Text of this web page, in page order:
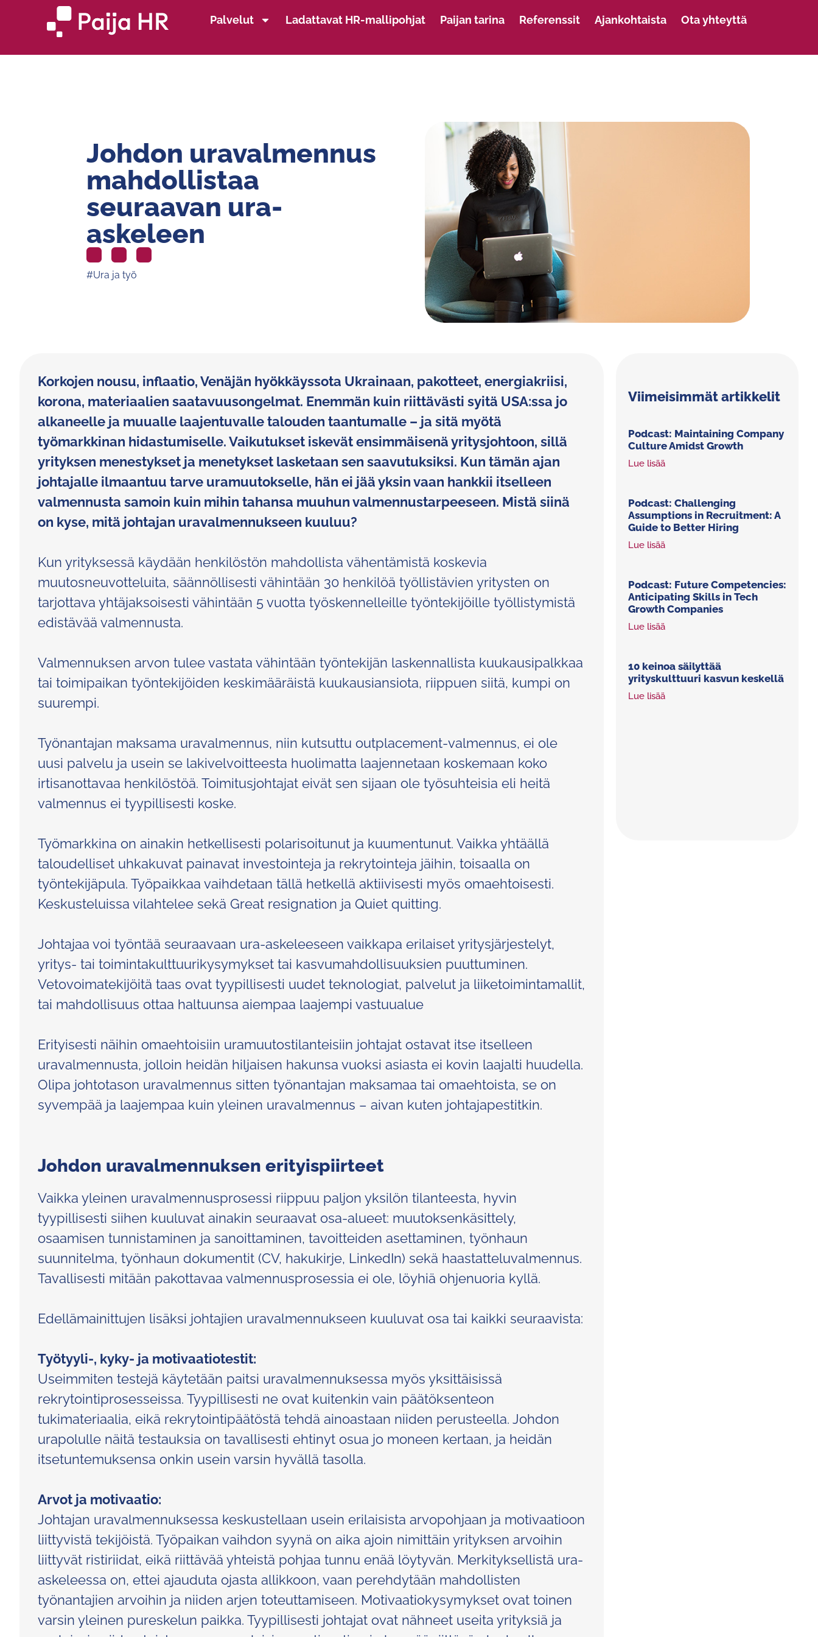
Palvelut Ladattavat HR-mallipohjat Paijan tarina Referenssit Ajankohtaista Ota yhteyttä
Johdon uravalmennus
mahdollistaa
seuraavan ura-
askeleen
#Ura ja työ
Korkojen nousu, inflaatio, Venäjän hyökkäyssota Ukrainaan, pakotteet, energiakriisi,
korona, materiaalien saatavuusongelmat. Enemmän kuin riittävästi syitä USA:ssa jo
alkaneelle ja muualle laajentuvalle talouden taantumalle – ja sitä myötä
työmarkkinan hidastumiselle. Vaikutukset iskevät ensimmäisenä yritysjohtoon, sillä
yrityksen menestykset ja menetykset lasketaan sen saavutuksiksi. Kun tämän ajan
johtajalle ilmaantuu tarve uramuutokselle, hän ei jää yksin vaan hankkii itselleen
valmennusta samoin kuin mihin tahansa muuhun valmennustarpeeseen. Mistä siinä
on kyse, mitä johtajan uravalmennukseen kuuluu?
Kun yrityksessä käydään henkilöstön mahdollista vähentämistä koskevia
muutosneuvotteluita, säännöllisesti vähintään 30 henkilöä työllistävien yritysten on
tarjottava yhtäjaksoisesti vähintään 5 vuotta työskennelleille työntekijöille työllistymistä
edistävää valmennusta.
Valmennuksen arvon tulee vastata vähintään työntekijän laskennallista kuukausipalkkaa
tai toimipaikan työntekijöiden keskimääräistä kuukausiansiota, riippuen siitä, kumpi on
suurempi.
Työnantajan maksama uravalmennus, niin kutsuttu outplacement-valmennus, ei ole
uusi palvelu ja usein se lakivelvoitteesta huolimatta laajennetaan koskemaan koko
irtisanottavaa henkilöstöä. Toimitusjohtajat eivät sen sijaan ole työsuhteisia eli heitä
valmennus ei tyypillisesti koske.
Työmarkkina on ainakin hetkellisesti polarisoitunut ja kuumentunut. Vaikka yhtäällä
taloudelliset uhkakuvat painavat investointeja ja rekrytointeja jäihin, toisaalla on
työntekijäpula. Työpaikkaa vaihdetaan tällä hetkellä aktiivisesti myös omaehtoisesti.
Keskusteluissa vilahtelee sekä Great resignation ja Quiet quitting.
Johtajaa voi työntää seuraavaan ura-askeleeseen vaikkapa erilaiset yritysjärjestelyt,
yritys- tai toimintakulttuurikysymykset tai kasvumahdollisuuksien puuttuminen.
Vetovoimatekijöitä taas ovat tyypillisesti uudet teknologiat, palvelut ja liiketoimintamallit,
tai mahdollisuus ottaa haltuunsa aiempaa laajempi vastuualue
Erityisesti näihin omaehtoisiin uramuutostilanteisiin johtajat ostavat itse itselleen
uravalmennusta, jolloin heidän hiljaisen hakunsa vuoksi asiasta ei kovin laajalti huudella.
Olipa johtotason uravalmennus sitten työnantajan maksamaa tai omaehtoista, se on
syvempää ja laajempaa kuin yleinen uravalmennus – aivan kuten johtajapestitkin.
Johdon uravalmennuksen erityispiirteet
Vaikka yleinen uravalmennusprosessi riippuu paljon yksilön tilanteesta, hyvin
tyypillisesti siihen kuuluvat ainakin seuraavat osa-alueet: muutoksenkäsittely,
osaamisen tunnistaminen ja sanoittaminen, tavoitteiden asettaminen, työnhaun
suunnitelma, työnhaun dokumentit (CV, hakukirje, LinkedIn) sekä haastatteluvalmennus.
Tavallisesti mitään pakottavaa valmennusprosessia ei ole, löyhiä ohjenuoria kyllä.
Edellämainittujen lisäksi johtajien uravalmennukseen kuuluvat osa tai kaikki seuraavista:
Työtyyli-, kyky- ja motivaatiotestit:
Useimmiten testejä käytetään paitsi uravalmennuksessa myös yksittäisissä
rekrytointiprosesseissa. Tyypillisesti ne ovat kuitenkin vain päätöksenteon
tukimateriaalia, eikä rekrytointipäätöstä tehdä ainoastaan niiden perusteella. Johdon
urapolulle näitä testauksia on tavallisesti ehtinyt osua jo moneen kertaan, ja heidän
itsetuntemuksensa onkin usein varsin hyvällä tasolla.
Arvot ja motivaatio:
Johtajan uravalmennuksessa keskustellaan usein erilaisista arvopohjaan ja motivaatioon
liittyvistä tekijöistä. Työpaikan vaihdon syynä on aika ajoin nimittäin yrityksen arvoihin
liittyvät ristiriidat, eikä riittävää yhteistä pohjaa tunnu enää löytyvän. Merkityksellistä ura-
askeleessa on, ettei ajauduta ojasta allikkoon, vaan perehdytään mahdollisten
työnantajien arvoihin ja niiden arjen toteuttamiseen. Motivaatiokysymykset ovat toinen
varsin yleinen pureskelun paikka. Tyypillisesti johtajat ovat nähneet useita yrityksiä ja
Viimeisimmät artikkelit
Podcast: Maintaining Company
Culture Amidst Growth
Lue lisää
Podcast: Challenging
Assumptions in Recruitment: A
Guide to Better Hiring
Lue lisää
Podcast: Future Competencies:
Anticipating Skills in Tech
Growth Companies
Lue lisää
10 keinoa säilyttää
yrityskulttuuri kasvun keskellä
Lue lisää